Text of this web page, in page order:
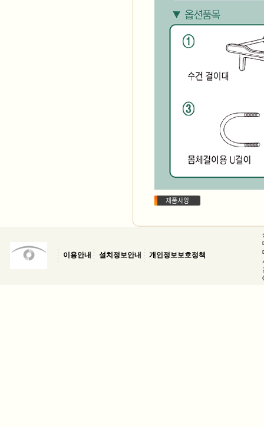
이용안내 설치정보안내 개인정보보호정책